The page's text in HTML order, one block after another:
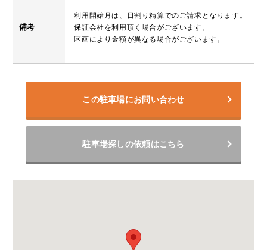
備考
利用開始月は、日割り精算でのご請求となります。
保証会社を利用頂く場合がございます。
区画により金額が異なる場合がございます。
この駐車場にお問い合わせ
駐車場探しの依頼はこちら